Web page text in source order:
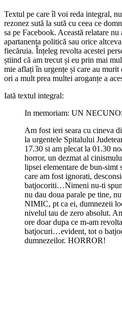
Textul pe care îl voi reda integral,
rezonez sută la sută cu ceea ce
sa pe Facebook. Această relatare
apartanența politică sau orice
fiecăruia. Înțeleg revolta acestei
știind că am trecut și eu prin mai
mie aflați în urgențe și care au
ori a mult prea multei aroganțe a
Iată textul integral:
In memoriam: UN
Am fost ieri seara cu cineva
la urgentele Spitalului
17.30 si am plecat la 01.30
horror, un dezmat al
lipsei elementare de bun-
care am fost ignorati,
batjocoriti…Nimeni nu-ti
nu dau doua parale pe tine,
NIMIC, pt ca ei, dumnezeii
nivelul tau de zero absolut.
ore doar dupa ce m-am
batjocuri…evident, tot o
dumnezeilor. HORROR!